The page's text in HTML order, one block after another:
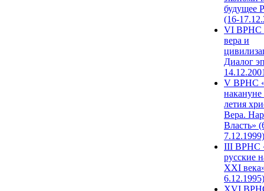
будущее
(16-
VI ВРНС
вера и
Диалог
V ВРНС
накануне
летия
Вера.
Власть»
7.12.1999)
III ВРНС
русские
XXI
6.12.1995)
XVI